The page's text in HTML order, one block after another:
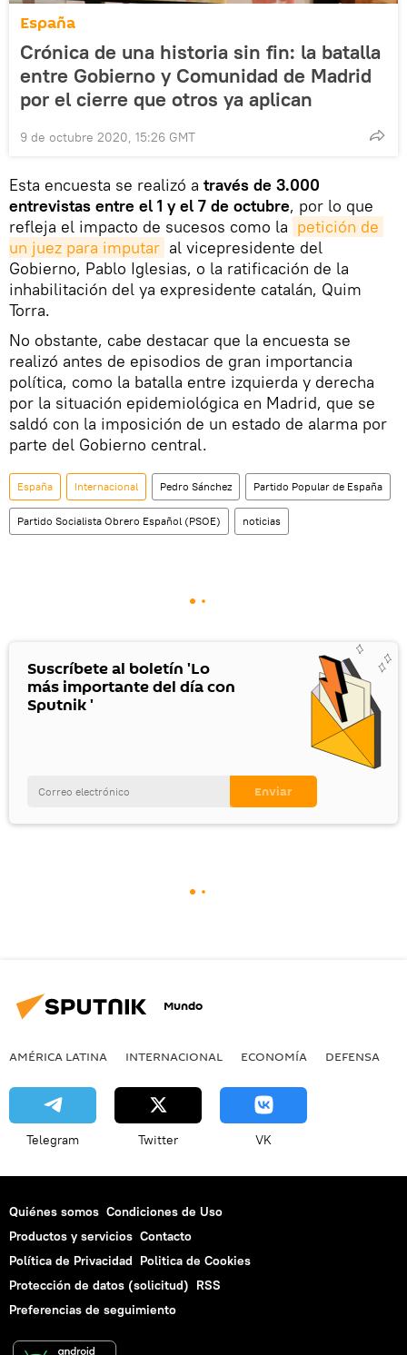
España
Crónica de una historia sin fin: la batalla
entre Gobierno y Comunidad de Madrid
por el cierre que otros ya aplican
9 de octubre 2020, 15:26 GMT
Esta encuesta se realizó a través de 3.000
entrevistas entre el 1 y el 7 de octubre, por lo que
refleja el impacto de sucesos como la petición de
un juez para imputar al vicepresidente del
Gobierno, Pablo Iglesias, o la ratificación de la
inhabilitación del ya expresidente catalán, Quim
Torra.
No obstante, cabe destacar que la encuesta se
realizó antes de episodios de gran importancia
política, como la batalla entre izquierda y derecha
por la situación epidemiológica en Madrid, que se
saldó con la imposición de un estado de alarma por
parte del Gobierno central.
España Internacional Pedro Sánchez Partido Popular de España
Partido Socialista Obrero Español (PSOE) noticias
Suscríbete al boletín 'Lo
más importante del día con
Sputnik '
Mundo
AMÉRICA LATINA INTERNACIONAL ECONOMÍA DEFENSA
Telegram Twitter VK
Quiénes somos Condiciones de Uso
Productos y servicios Contacto
Política de Privacidad Politica de Cookies
Protección de datos (solicitud) RSS
Preferencias de seguimiento